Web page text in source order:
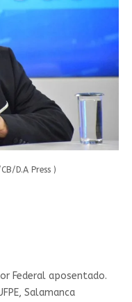
D.A Press )
Federal aposentado.
Salamanca